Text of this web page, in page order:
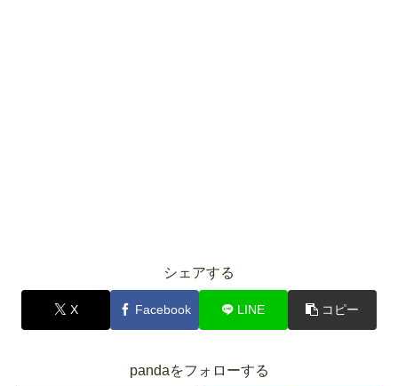
シェアする
X Facebook LINE コピー
pandaをフォローする